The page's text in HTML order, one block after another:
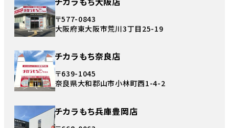
〒577-0843
大阪府東大阪市荒川3丁目25-19
チカラもち奈良店
〒639-1045
奈良県大和郡山市小林町西1-4-2
チカラもち兵庫豊岡店